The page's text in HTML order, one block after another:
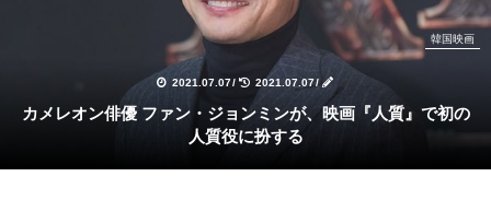
2021.07.07/ 2021.07.07/
韓国映画
カメレオン俳優 ファン・ジョンミンが、映画『人質』で初の
人質役に扮する